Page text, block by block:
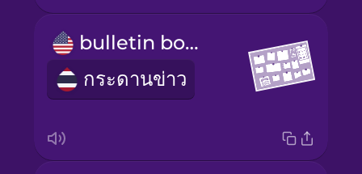
bulletin board
กระดานข่าว